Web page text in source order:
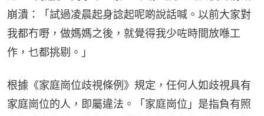
崩潰：「試過凌晨起身諗起呢啲說話喊。以前大家對
我都冇嘢，做媽媽之後，就覺得我少咗時間放喺工
作，乜都挑剔。」
根據《家庭崗位歧視條例》規定，任何人如歧視具有
家庭崗位的人，即屬違法。「家庭崗位」是指負有照